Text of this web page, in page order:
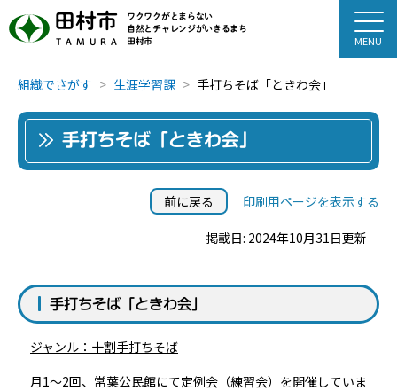
田村市
TAMURA
ワクワクがとまらない
自然とチャレンジがいきるまち
田村市
組織でさがす 生涯学習課 手打ちそば「ときわ会」
手打ちそば「ときわ会」
前に戻る 印刷用ページを表示する
掲載日: 2024年10月31日更新
手打ちそば「ときわ会」
ジャンル：十割手打ちそば
月1～2回、常葉公民館にて定例会（練習会）を開催していま